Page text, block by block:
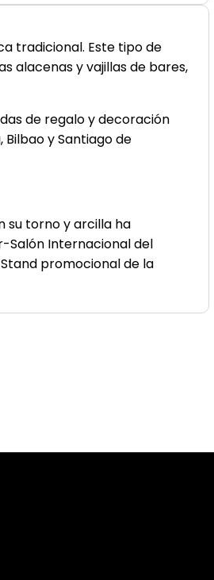
tradicional. Este tipo de
alacenas y vajillas de bares,
de regalo y decoración
y Santiago de
su torno y arcilla ha
Salón Internacional del
promocional de la